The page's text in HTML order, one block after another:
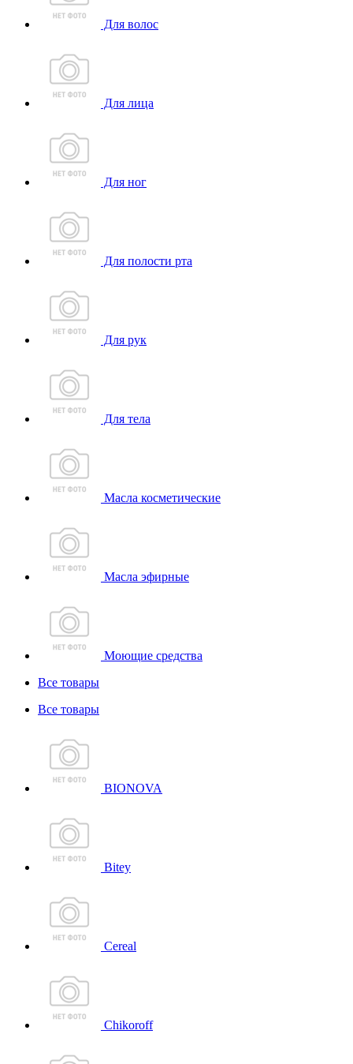
Для волос
Для лица
Для ног
Для полости рта
Для рук
Для тела
Масла косметические
Масла эфирные
Моющие средства
Все товары
Все товары
BIONOVA
Bitey
Cereal
Chikoroff